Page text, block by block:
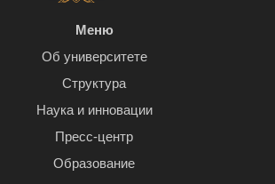
Меню
Об университете
Структура
Наука и инновации
Пресс-центр
Образование